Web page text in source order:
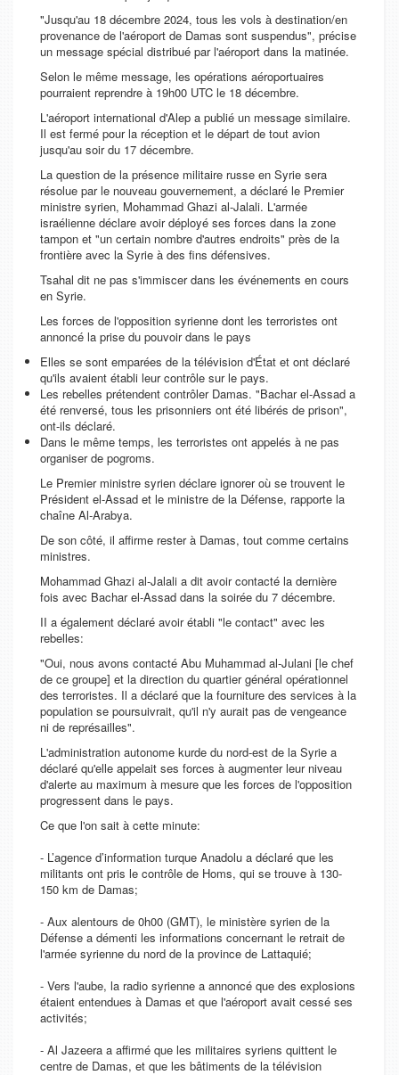
"Jusqu'au 18 décembre 2024, tous les vols à destination/en
provenance de l'aéroport de Damas sont suspendus", précise
un message spécial distribué par l'aéroport dans la matinée.
Selon le même message, les opérations aéroportuaires
pourraient reprendre à 19h00 UTC le 18 décembre.
L'aéroport international d'Alep a publié un message similaire.
Il est fermé pour la réception et le départ de tout avion
jusqu'au soir du 17 décembre.
La question de la présence militaire russe en Syrie sera
résolue par le nouveau gouvernement, a déclaré le Premier
ministre syrien, Mohammad Ghazi al-Jalali. L'armée
israélienne déclare avoir déployé ses forces dans la zone
tampon et "un certain nombre d'autres endroits" près de la
frontière avec la Syrie à des fins défensives.
Tsahal dit ne pas s'immiscer dans les événements en cours
en Syrie.
Les forces de l'opposition syrienne dont les terroristes ont
annoncé la prise du pouvoir dans le pays
Elles se sont emparées de la télévision d'État et ont déclaré
qu'ils avaient établi leur contrôle sur le pays.
Les rebelles prétendent contrôler Damas. "Bachar el-Assad a
été renversé, tous les prisonniers ont été libérés de prison",
ont-ils déclaré.
Dans le même temps, les terroristes ont appelés à ne pas
organiser de pogroms.
Le Premier ministre syrien déclare ignorer où se trouvent le
Président el-Assad et le ministre de la Défense, rapporte la
chaîne Al-Arabya.
De son côté, il affirme rester à Damas, tout comme certains
ministres.
Mohammad Ghazi al-Jalali a dit avoir contacté la dernière
fois avec Bachar el-Assad dans la soirée du 7 décembre.
II a également déclaré avoir établi "le contact" avec les
rebelles:
"Oui, nous avons contacté Abu Muhammad al-Julani [le chef
de ce groupe] et la direction du quartier général opérationnel
des terroristes. Il a déclaré que la fourniture des services à la
population se poursuivrait, qu'il n'y aurait pas de vengeance
ni de représailles".
L'administration autonome kurde du nord-est de la Syrie a
déclaré qu'elle appelait ses forces à augmenter leur niveau
d'alerte au maximum à mesure que les forces de l'opposition
progressent dans le pays.
Ce que l'on sait à cette minute:
- L’agence d’information turque Anadolu a déclaré que les
militants ont pris le contrôle de Homs, qui se trouve à 130-
150 km de Damas;
- Aux alentours de 0h00 (GMT), le ministère syrien de la
Défense a démenti les informations concernant le retrait de
l'armée syrienne du nord de la province de Lattaquié;
- Vers l'aube, la radio syrienne a annoncé que des explosions
étaient entendues à Damas et que l'aéroport avait cessé ses
activités;
- Al Jazeera a affirmé que les militaires syriens quittent le
centre de Damas, et que les bâtiments de la télévision